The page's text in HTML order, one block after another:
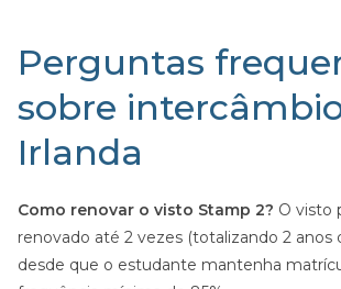
Perguntas
sobre
Irlanda
Como renovar o visto Stamp 2? O visto
renovado até 2 vezes (totalizando 2 anos
desde que o estudante mantenha